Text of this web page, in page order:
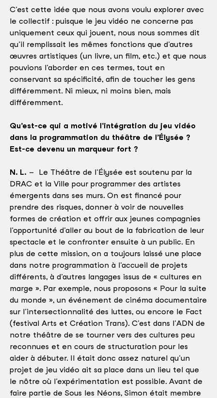
C’est cette idée que nous avons voulu explorer avec
le collectif : puisque le jeu vidéo ne concerne pas
uniquement ceux qui jouent, nous nous sommes dit
qu’il remplissait les mêmes fonctions que d’autres
œuvres artistiques (un livre, un film, etc.) et que nous
pouvions l’aborder en ces termes, tout en
conservant sa spécificité, afin de toucher les gens
différemment. Ni mieux, ni moins bien, mais
différemment.
Qu’est-ce qui a motivé l’intégration du jeu vidéo
dans la programmation du théâtre de l’Élysée ?
Est-ce devenu un marqueur fort ?
N. L. – Le Théâtre de l’Élysée est soutenu par la
DRAC et la Ville pour programmer des artistes
émergents dans ses murs. On est financé pour
prendre des risques, donner à voir de nouvelles
formes de création et offrir aux jeunes compagnies
l’opportunité d’aller au bout de la fabrication de leur
spectacle et le confronter ensuite à un public. En
plus de cette mission, on a toujours laissé une place
dans notre programmation à l’accueil de projets
différents, à d’autres langages issus de « cultures en
marge ». Par exemple, nous proposons « Pour la suite
du monde », un événement de cinéma documentaire
sur l’intersectionnalité des luttes, ou encore le Fact
(festival Arts et Création Trans). C’est dans l’ADN de
notre théâtre de se tourner vers des cultures peu
reconnues et en cours de structuration pour les
aider à débuter. Il était donc assez naturel qu’un
projet de jeu vidéo ait sa place dans un lieu tel que
le nôtre où l’expérimentation est possible. Avant de
faire partie de Sous les Néons, Simon était membre